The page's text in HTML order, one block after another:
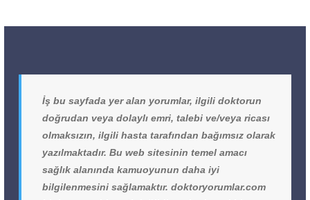
İş bu sayfada yer alan yorumlar, ilgili doktorun
doğrudan veya dolaylı emri, talebi ve/veya ricası
olmaksızın, ilgili hasta tarafından bağımsız olarak
yazılmaktadır. Bu web sitesinin temel amacı
sağlık alanında kamuoyunun daha iyi
bilgilenmesini sağlamaktır. doktoryorumlar.com